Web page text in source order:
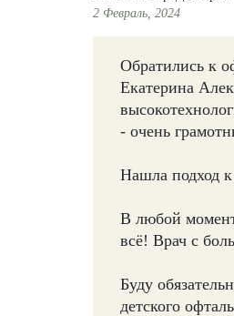
2 Февраль, 2024
Обратились к
Екатерина
- очень
Нашла подход
В любой
всё! Врач с
Буду
детского